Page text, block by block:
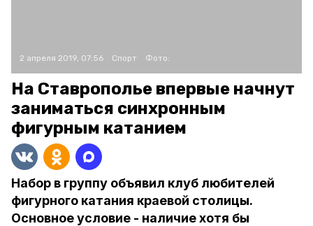
2 апреля 2019, 07:56 Спорт Фото:
На Ставрополье впервые начнут
заниматься синхронным
фигурным катанием
Набор в группу объявил клуб любителей
фигурного катания краевой столицы.
Основное условие - наличие хотя бы